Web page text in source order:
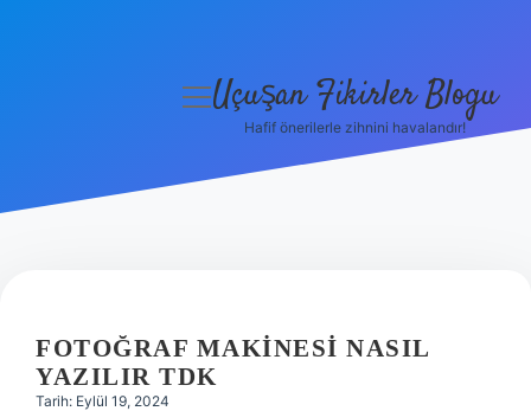
Hakkımızda
menüyü
Uçuşan Fikirler Blogu
Hafif önerilerle zihnini havalandır!
FOTOĞRAF MAKINESI NASIL
YAZILIR TDK
Tarih: Eylül 19, 2024